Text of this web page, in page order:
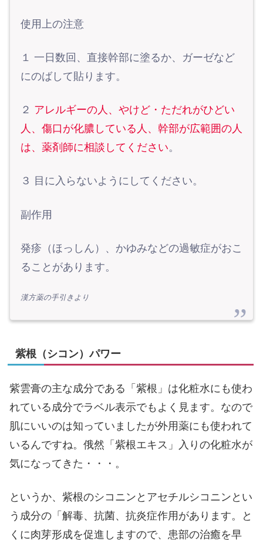
使用上の注意
１ 一日数回、直接幹部に塗るか、ガーゼなど
にのばして貼ります。
２ アレルギーの人、やけど・ただれがひどい
人、傷口が化膿している人、幹部が広範囲の人
は、薬剤師に相談してください。
３ 目に入らないようにしてください。
副作用
発疹（ほっしん）、かゆみなどの過敏症がおこ
ることがあります。
漢方薬の手引きより
紫根（シコン）パワー
紫雲膏の主な成分である「紫根」は化粧水にも使わ
れている成分でラベル表示でもよく見ます。なので
肌にいいのは知っていましたが外用薬にも使われて
いるんですね。俄然「紫根エキス」入りの化粧水が
気になってきた・・・。
というか、紫根のシコニンとアセチルシコニンとい
う成分の「解毒、抗菌、抗炎症作用があります。と
くに肉芽形成を促進しますので、患部の治癒を早